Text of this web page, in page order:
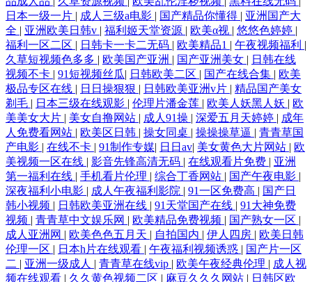
日本一级一片 | 成人三级a电影 | 国产精品你懂得 | 亚洲国产大
全 | 亚洲欧美日韩v | 福利姬天堂资源 | 欧美α视 | 悠悠色婷婷 |
福利一区二区 | 日韩卡一卡二无码 | 欧美精品1 | 午夜视频福利 |
久草短视频色多多 | 欧美国产亚洲 | 国产亚洲美女 | 日韩在线
视频不卡 | 91短视频丝瓜| 日韩欧美二区 | 国产在线合集 | 欧美
极品专区在线 | 日日操狠狠 | 日韩欧美亚洲v片 | 精品国产美女
剃毛 | 日本三级在线观影 | 伦理片潘金莲 | 欧美人妖黑人妖 | 欧
美美女大片 | 美女自撸网站 | 成人91操 | 深爱五月天婷婷 | 成年
人免费看网站 | 欧美区日韩 | 操女同桌 | 操操操草逼 | 青青草国
产电影 | 在线不卡 | 91制作专媒| 日日av| 美女黄色大片网站 | 欧
美视频一区在线 | 影音先锋高清无码 | 在线观看片免费 | 亚洲
第一福利在线 | 手机看片伦理 | 综合丁香网站 | 国产午夜电影 |
深夜福利小电影 | 成人午夜福利影院 | 91一区免费高 | 国产日
韩小视频 | 日韩欧美亚洲在线 | 91天堂国产在线 | 91大神免费
视频 | 青青草中文娱乐网 | 欧美精品免费视频 | 国产熟女一区 |
成人亚洲网 | 欧美色色五月天 | 自拍国内 | 伊人四房 | 欧美日韩
伦理一区 | 日本h片在线观看 | 午夜福利视频诱惑 | 国产片一区
二 | 亚洲一级成人 | 青青草在线vip | 欧美午夜经典伦理 | 成人视
频在线观看 | 久久黄色视频二区 | 麻豆久久久网站 | 日韩区欧